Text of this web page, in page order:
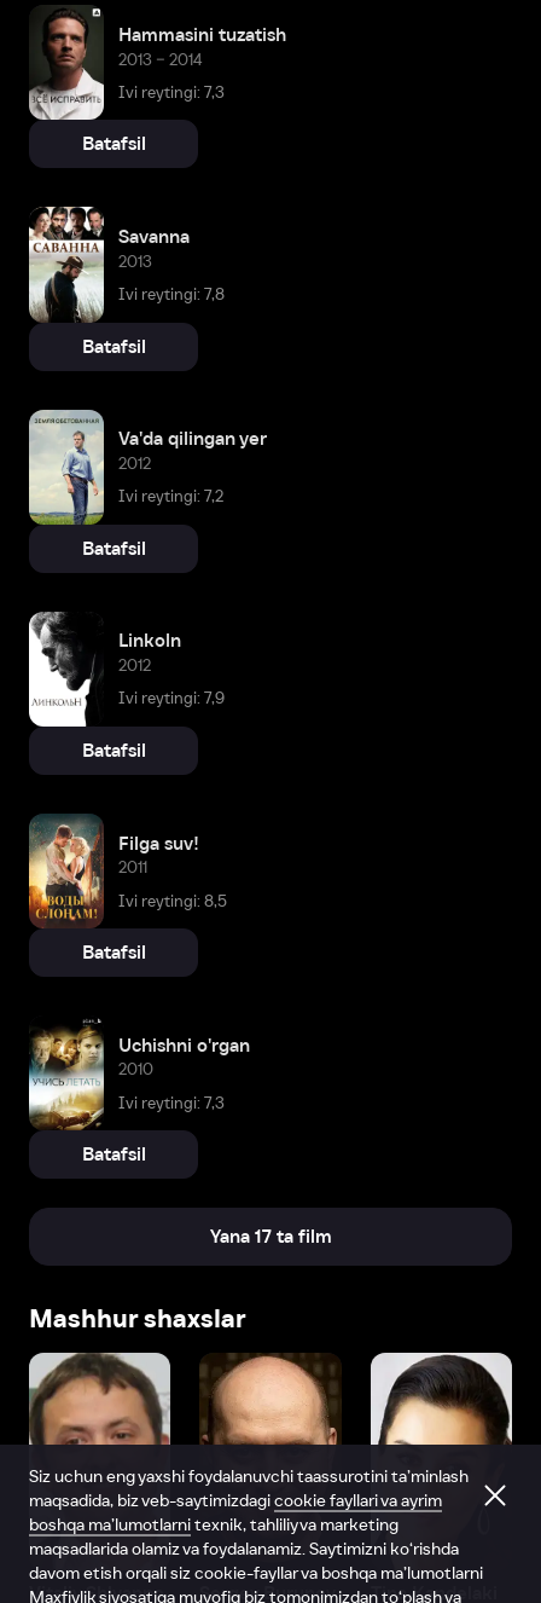
Hammasini tuzatish
2013 – 2014
Ivi reytingi: 7,3
Batafsil
Savanna
2013
Ivi reytingi: 7,8
Batafsil
Va'da qilingan yer
2012
Ivi reytingi: 7,2
Batafsil
Linkoln
2012
Ivi reytingi: 7,9
Batafsil
Filga suv!
2011
Ivi reytingi: 8,5
Batafsil
Uchishni o'rgan
2010
Ivi reytingi: 7,3
Batafsil
Yana 17 ta film
Mashhur shaxslar
Vitaliy Shlyappo Sergey Burunov Tina Kandelaki
Siz uchun eng yaxshi foydalanuvchi taassurotini ta’minlash
maqsadida, biz veb-saytimizdagicookie fayllari va ayrim
boshqa ma’lumotlarnitexnik, tahliliy va marketing
maqsadlarida olamiz va foydalanamiz. Saytimizni ko‘rishda
davom etish orqali siz cookie-fayllar va boshqa ma’lumotlarni
Maxfiylik siyosatiga muvofiq biz tomonimizdan to‘plash va